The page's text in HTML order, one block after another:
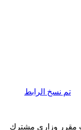
تم نسخ الرابط
مقرر وزاري مشترك